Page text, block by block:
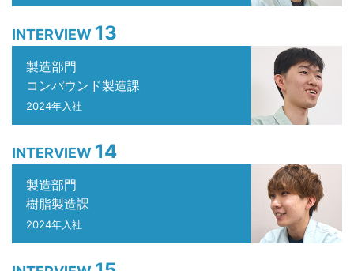
INTERVIEW 13
製造部門
コンパウンド製造課
2024年入社
INTERVIEW 14
製造部門
樹脂製造課
2024年入社